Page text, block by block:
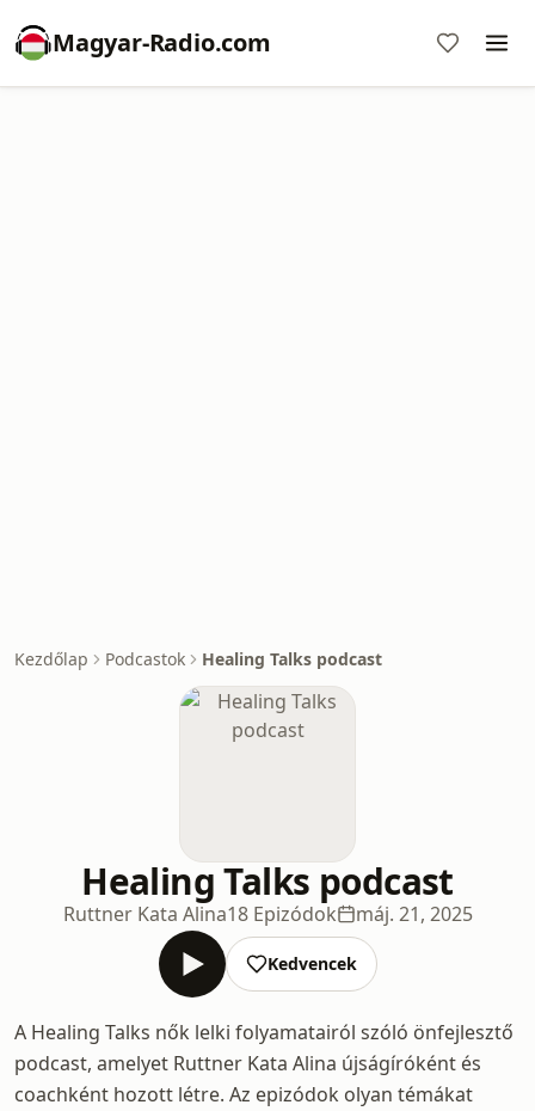
Magyar-Radio.com
Kezdőlap Podcastok Healing Talks podcast
Healing Talks podcast
Ruttner Kata Alina18 Epizódok máj. 21, 2025
Kedvencek
A Healing Talks nők lelki folyamatairól szóló önfejlesztő
podcast, amelyet Ruttner Kata Alina újságíróként és
coachként hozott létre. Az epizódok olyan témákat